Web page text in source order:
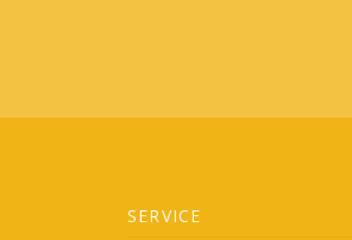
SERVICE